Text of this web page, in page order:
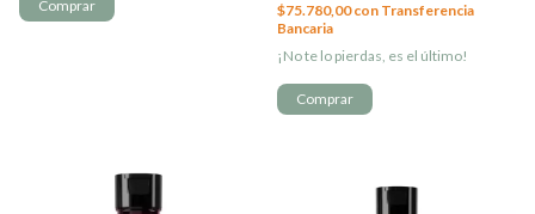
$75.780,00con Transferencia
Bancaria
¡No te lo pierdas, es el último!